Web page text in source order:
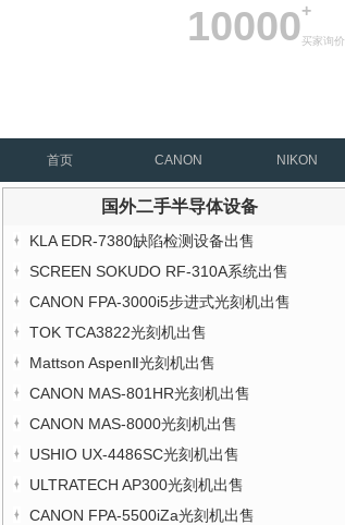
10000+
买家询价
首页 CANON NIKON
国外二手半导体设备
KLA EDR-7380缺陷检测设备出售
SCREEN SOKUDO RF-310A系统出售
CANON FPA-3000i5步进式光刻机出售
TOK TCA3822光刻机出售
Mattson AspenⅡ光刻机出售
CANON MAS-801HR光刻机出售
CANON MAS-8000光刻机出售
USHIO UX-4486SC光刻机出售
ULTRATECH AP300光刻机出售
CANON FPA-5500iZa光刻机出售